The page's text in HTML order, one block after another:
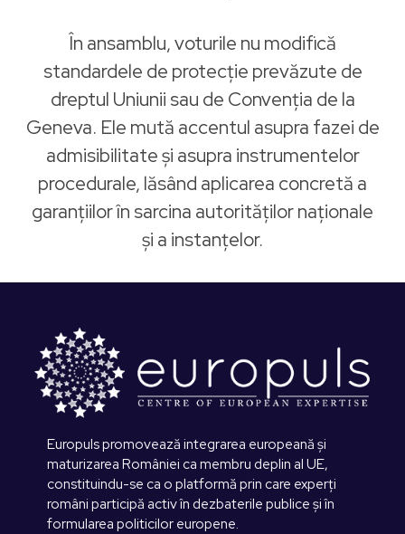
În ansamblu, voturile nu modifică
standardele de protecție prevăzute de
dreptul Uniunii sau de Convenția de la
Geneva. Ele mută accentul asupra fazei de
admisibilitate și asupra instrumentelor
procedurale, lăsând aplicarea concretă a
garanțiilor în sarcina autorităților naționale
și a instanțelor.
Europuls promovează integrarea europeană și
maturizarea României ca membru deplin al UE,
constituindu-se ca o platformă prin care experți
români participă activ în dezbaterile publice și în
formularea politicilor europene.